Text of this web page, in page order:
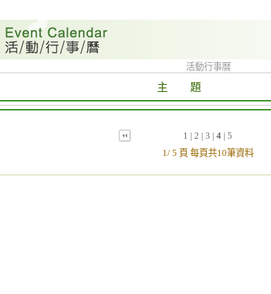
活動行事曆
主 題
1 | 2 | 3 | 4| 5
1/ 5 頁 每頁共10筆資料